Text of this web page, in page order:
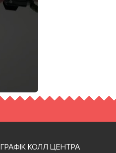
ГРАФІК КОЛЛ ЦЕНТРА